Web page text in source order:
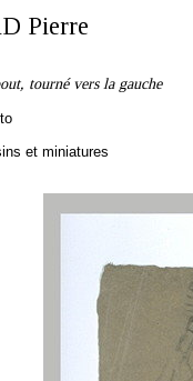
Pierre
tourné vers la gauche
et miniatures